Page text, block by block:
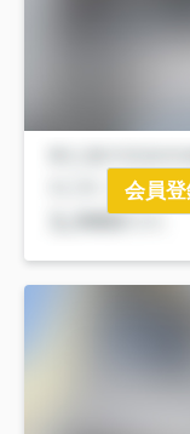
会員